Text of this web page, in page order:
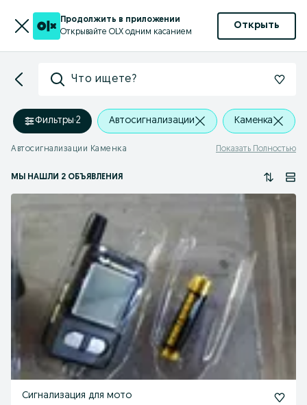
Продолжить в приложении
Открывайте OLX одним касанием
Открыть
Что ищете?
Фильтры·2 Автосигнализации Каменка
Автосигнализации Каменка Показать Полностью
МЫ НАШЛИ 2 ОБЪЯВЛЕНИЯ
Сигнализация для мото